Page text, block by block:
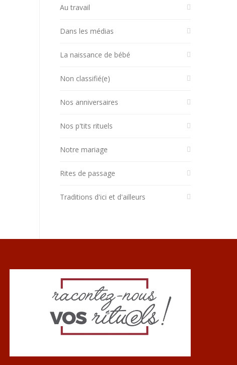
Au travail
Dans les médias
La naissance de bébé
Non classifié(e)
Nos anniversaires
Nos p'tits rituels
Notre mariage
Rites de passage
Traditions d'ici et d'ailleurs